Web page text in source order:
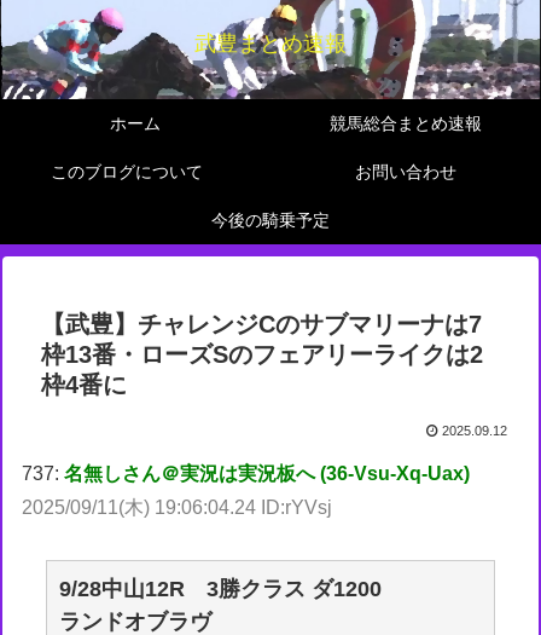
武豊まとめ速報
ホーム 競馬総合まとめ速報
このブログについて お問い合わせ
今後の騎乗予定
【武豊】チャレンジCのサブマリーナは7
枠13番・ローズSのフェアリーライクは2
枠4番に
2025.09.12
737:名無しさん＠実況は実況板へ (36-Vsu-Xq-Uax)
2025/09/11(木) 19:06:04.24 ID:rYVsj
9/28中山12R 3勝クラス ダ1200
ランドオブラヴ